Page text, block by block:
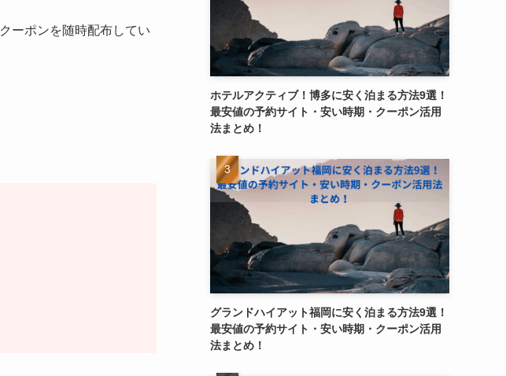
ーポンを随時配布してい
ホテルアクティブ！博多に安く泊まる方法9選！
最安値の予約サイト・安い時期・クーポン活用
法まとめ！
グランドハイアット福岡に安く泊まる方法9選！
最安値の予約サイト・安い時期・クーポン活用
法まとめ！